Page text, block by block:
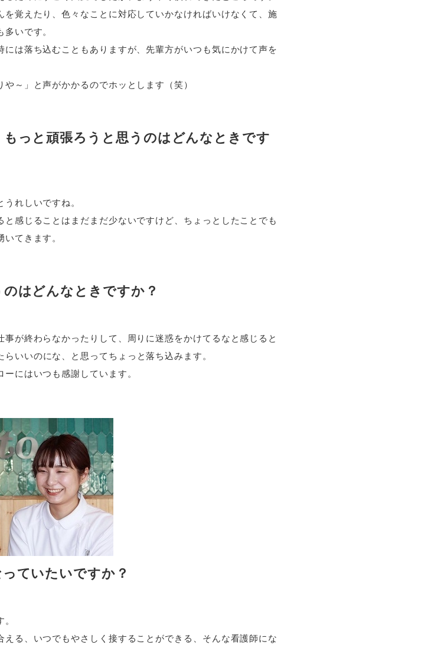
覚えたり、色々なことに対応していかなければいけなくて、施
いです。
は落ち込むこともありますが、先輩方がいつも気にかけて声を
～」と声がかかるのでホッとします（笑）
っと頑張ろうと思うのはどんなときです
れしいですね。
感じることはまだまだ少ないですけど、ちょっとしたことでも
てきます。
はどんなときですか？
が終わらなかったりして、周りに迷惑をかけてるなと感じると
いいのにな、と思ってちょっと落ち込みます。
にはいつも感謝しています。
ていたいですか？
る、いつでもやさしく接することができる、そんな看護師にな